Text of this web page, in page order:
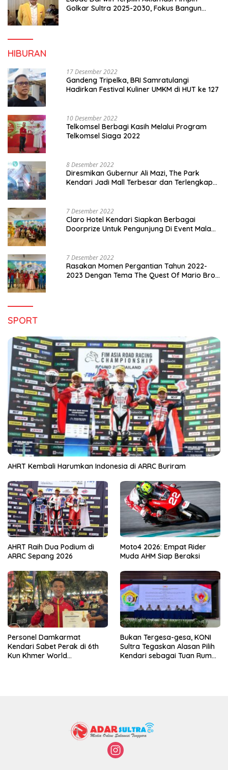
Golkar Sultra 2025-2030, Fokus Bangun
HIBURAN
17 Desember 2022
Gandeng Tripelka, BRI Samratulangi
Hadirkan Festival Kuliner UMKM di HUT ke 127
10 Desember 2022
Telkomsel Berbagi Kasih Melalui Program
Telkomsel Siaga 2022
8 Desember 2022
Diresmikan Gubernur Ali Mazi, The Park
Kendari Jadi Mall Terbesar dan Terlengkap
7 Desember 2022
Claro Hotel Kendari Siapkan Berbagai
Doorprize Untuk Pengunjung Di Event Malam
7 Desember 2022
Rasakan Momen Pergantian Tahun 2022-
2023 Dengan Tema The Quest Of Mario Bros
SPORT
AHRT Kembali Harumkan Indonesia di ARRC Buriram
AHRT Raih Dua Podium di
ARRC Sepang 2026
Moto4 2026: Empat Rider
Muda AHM Siap Beraksi
Personel Damkarmat
Kendari Sabet Perak di 6th
Kun Khmer World
Bukan Tergesa-gesa, KONI
Sultra Tegaskan Alasan Pilih
Kendari sebagai Tuan Rumah